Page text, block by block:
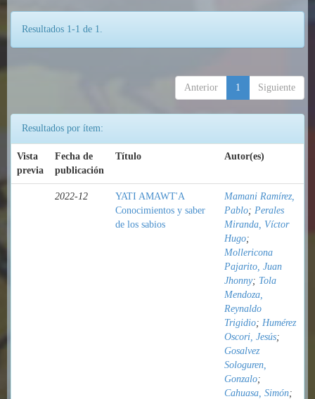
Resultados 1-1 de 1.
Anterior 1 Siguiente
Resultados por ítem:
Vista
previa
Fecha de
publicación
Título Autor(es)
2022-12
YATI AMAWT'A
Conocimientos y saber
de los sabios
Mamani Ramírez,
Pablo; Perales
Miranda, Víctor
Hugo;
Mollericona
Pajarito, Juan
Jhonny; Tola
Mendoza,
Reynaldo
Trigidio; Humérez
Oscori, Jesús;
Gosalvez
Sologuren,
Gonzalo;
Cahuasa, Simón;